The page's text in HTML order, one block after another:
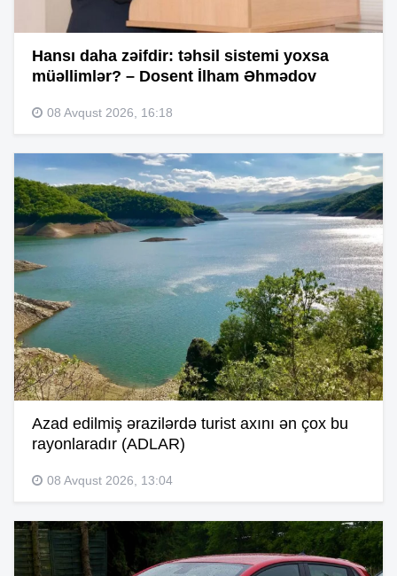
Hansı daha zəifdir: təhsil sistemi yoxsa
müəllimlər? – Dosent İlham Əhmədov
08 Avqust 2026, 16:18
Azad edilmiş ərazilərdə turist axını ən çox bu
rayonlaradır (ADLAR)
08 Avqust 2026, 13:04